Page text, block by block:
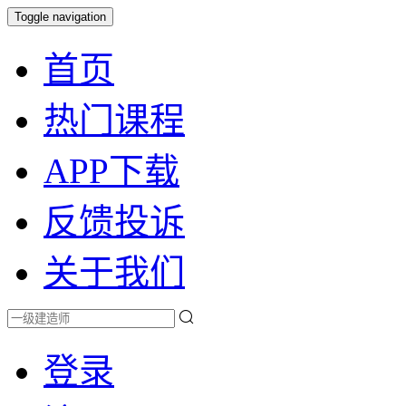
Toggle navigation
首页
热门课程
APP下载
反馈投诉
关于我们
登录